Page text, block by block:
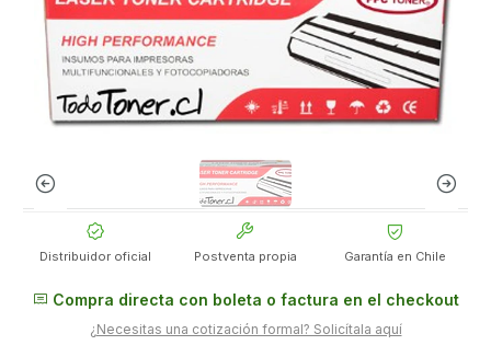
Distribuidor oficial Postventa propia Garantía en Chile
Compra directa con boleta o factura en el checkout
¿Necesitas una cotización formal? Solicítala aquí